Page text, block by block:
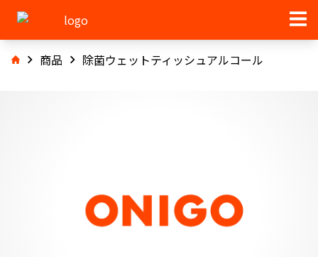
商品 除菌ウェットティッシュアルコール